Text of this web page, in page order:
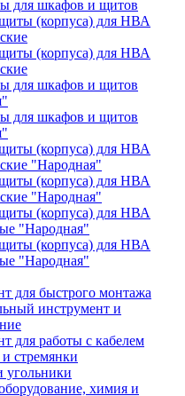
для шкафов и щитов
(корпуса) для НВА
(корпуса) для НВА
для шкафов и щитов
для шкафов и щитов
(корпуса) для НВА
"Народная"
(корпуса) для НВА
"Народная"
(корпуса) для НВА
"Народная"
(корпуса) для НВА
"Народная"
для быстрого монтажа
инструмент и
для работы с кабелем
стремянки
угольники
химия и